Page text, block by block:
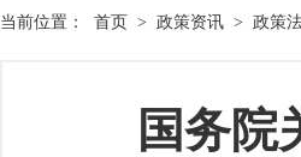
当前位置： 首页 > 政策资讯 > 政策
国务院